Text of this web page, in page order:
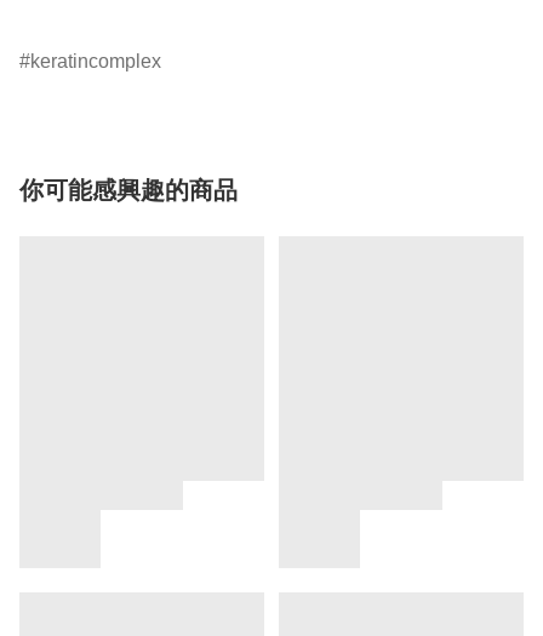
keratincomplex
你可能感興趣的商品